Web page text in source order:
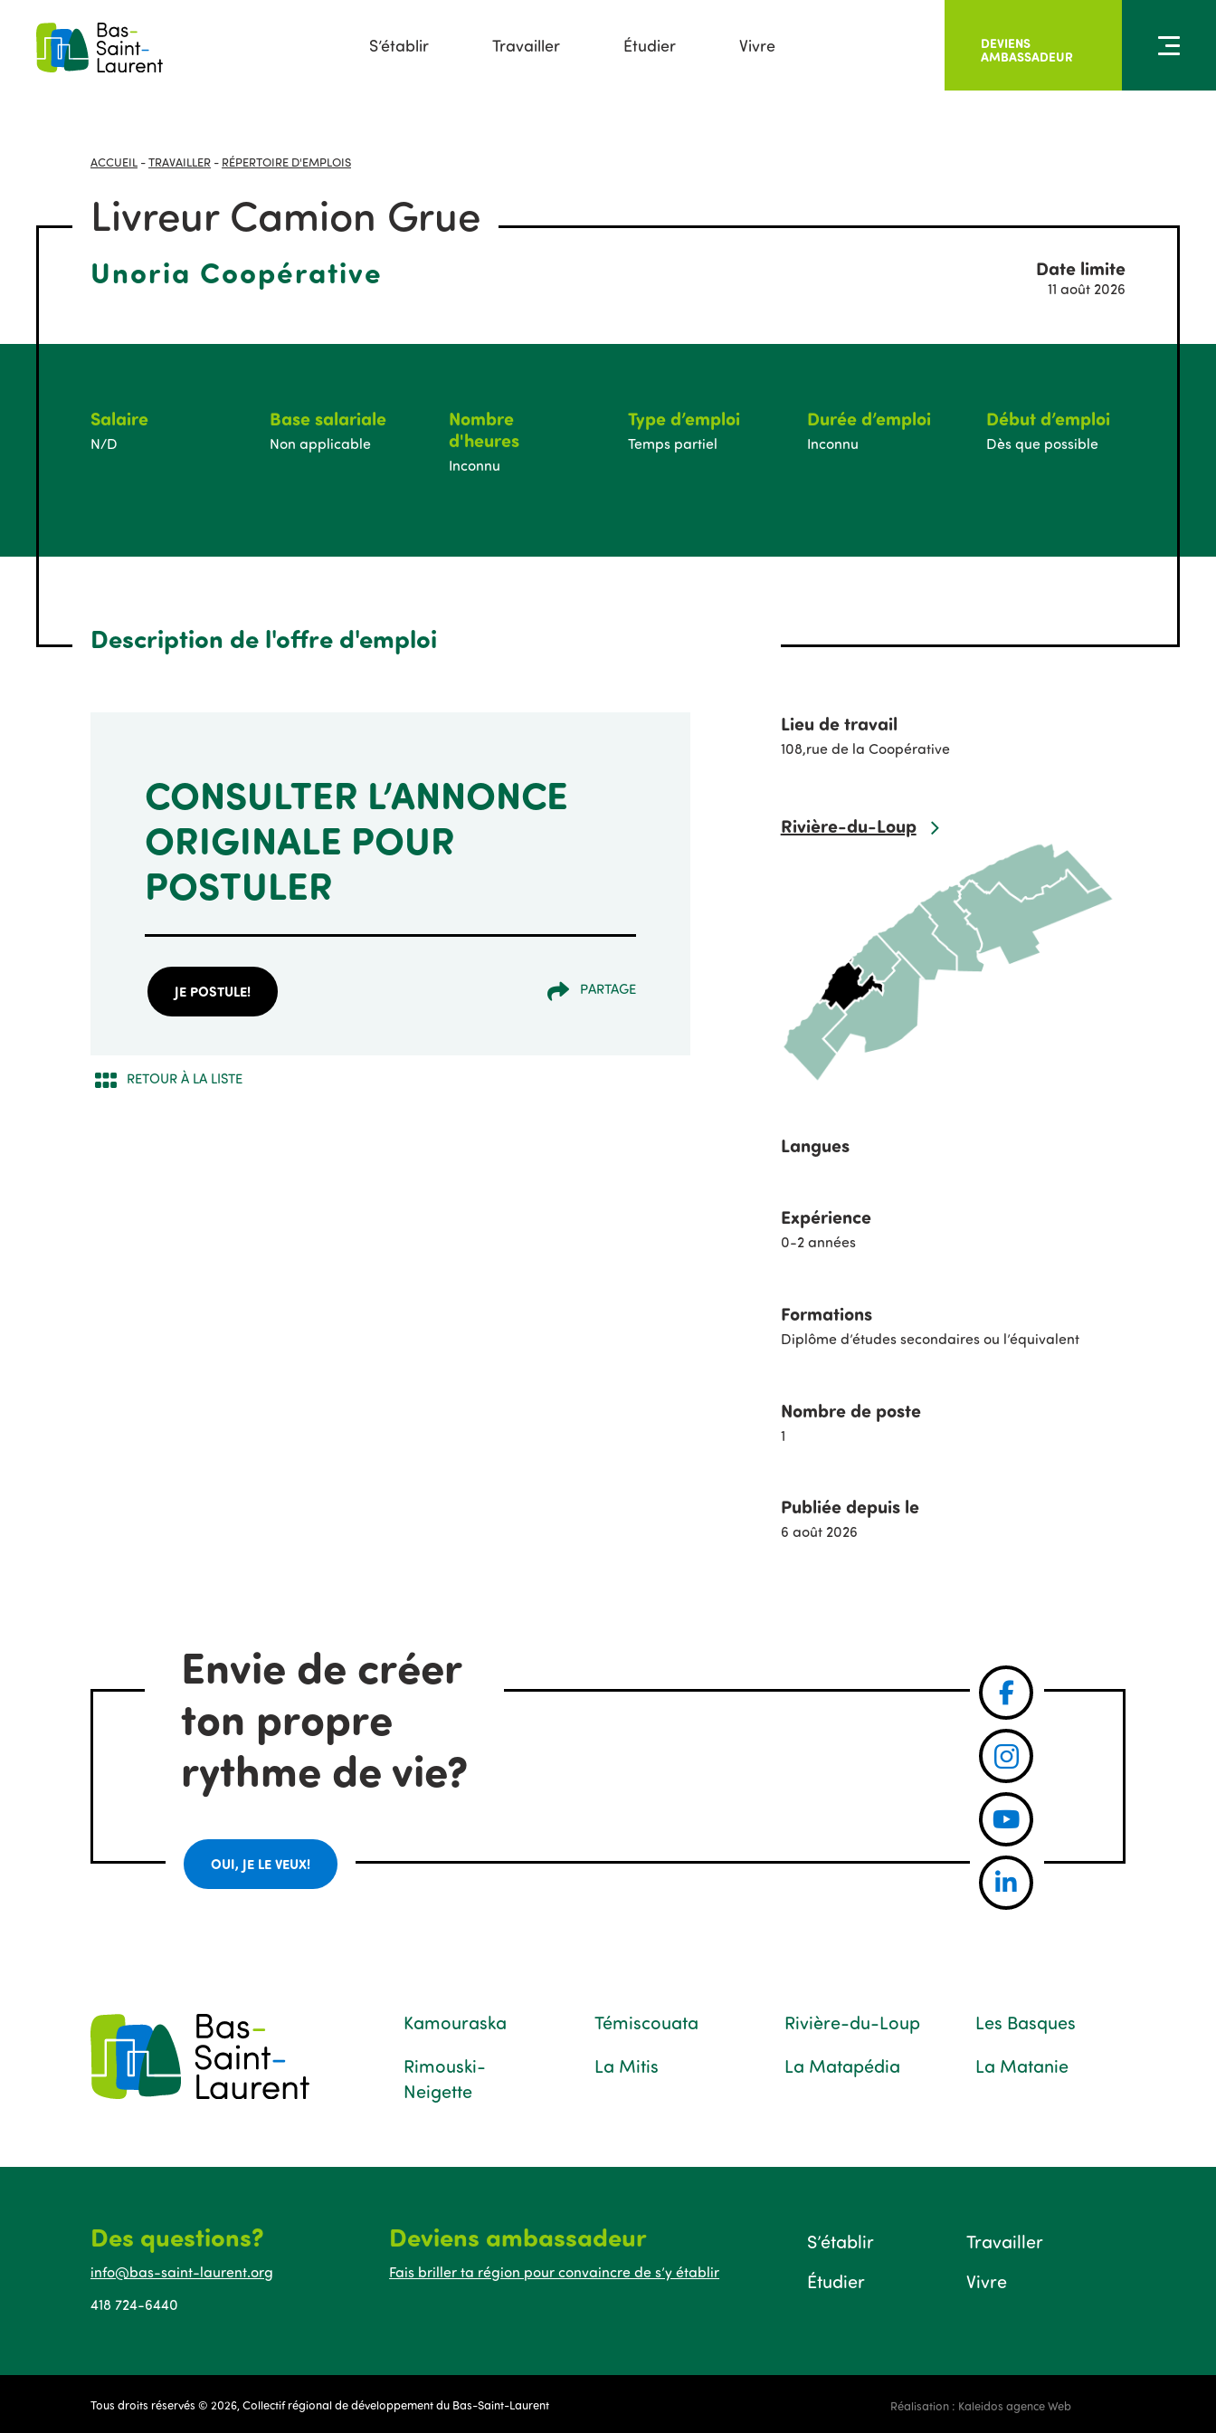
S’établir Travailler Étudier Vivre DEVIENS
AMBASSADEUR
ACCUEIL -TRAVAILLER- RÉPERTOIRE D'EMPLOIS
Livreur Camion Grue
Unoria Coopérative Date limite
11 août 2026
Salaire
N/D
Base salariale
Non applicable
Nombre
d'heures
Inconnu
Type d’emploi
Temps partiel
Durée d’emploi
Inconnu
Début d’emploi
Dès que possible
Description de l'offre d'emploi
CONSULTER L’ANNONCE
ORIGINALE POUR
POSTULER
JE POSTULE! PARTAGE
RETOUR À LA LISTE
Lieu de travail
108,rue de la Coopérative
Rivière-du-Loup
Langues
Expérience
0-2 années
Formations
Diplôme d’études secondaires ou l’équivalent
Nombre de poste
1
Publiée depuis le
6 août 2026
Envie de créer
ton propre
rythme de vie?
OUI, JE LE VEUX!
Kamouraska Témiscouata Rivière-du-Loup
Les Basques
Rimouski-
Neigette
La Mitis La Matapédia La Matanie
Des questions?
info@bas-saint-laurent.org
418 724-6440
Deviens ambassadeur
Fais briller ta région pour convaincre de s’y établir
S’établir
Travailler
Étudier
Vivre
Tous droits réservés © 2026, Collectif régional de développement du Bas-Saint-Laurent Réalisation : Kaleidos agence Web